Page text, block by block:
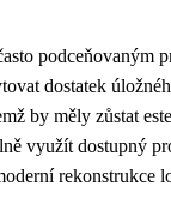
podceňovaným
dostatek
by měly zůstat
využít dostupný
rekonstrukce